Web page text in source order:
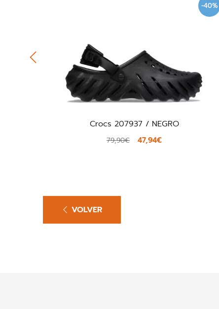
-40%
Crocs 207937 / NEGRO
79,90€ 47,94€
VOLVER